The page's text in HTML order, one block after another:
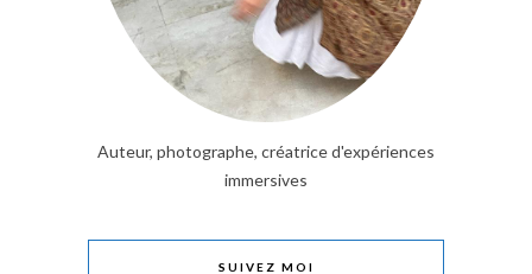
Auteur, photographe, créatrice d'expériences
immersives
SUIVEZ MOI